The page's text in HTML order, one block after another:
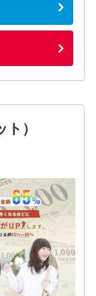
）